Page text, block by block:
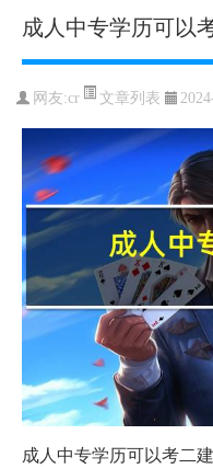
成人中专学历可以
网友:cr 文章列表
成人中专学历可以考二